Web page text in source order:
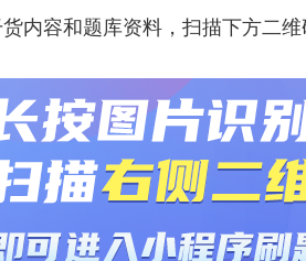
内容和题库资料，扫描下方二维